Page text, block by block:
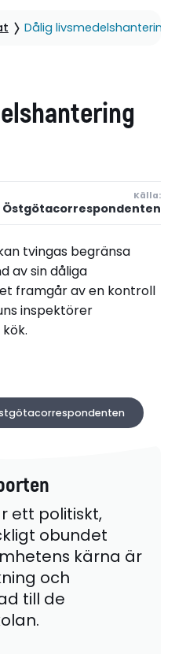
Dålig livsmedelshantering
Källa:
Östgötacorrespondenten
tvingas begränsa
av sin dåliga
framgår av en kontroll
inspektörer
ett politiskt,
obundet
kärna är
och
till de